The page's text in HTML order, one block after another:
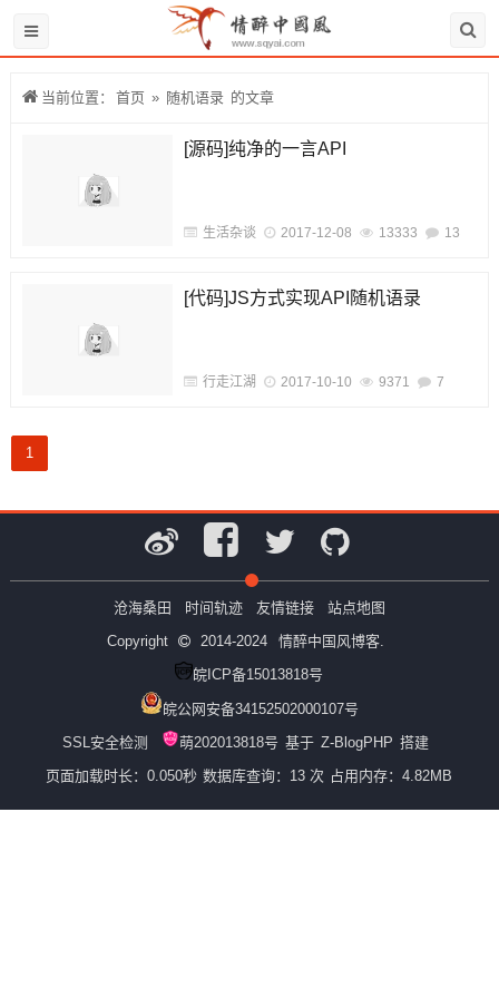
当前位置： 首页 » 随机语录 的文章
[源码]纯净的一言API
生活杂谈 2017-12-08 13333 13
[代码]JS方式实现API随机语录
行走江湖 2017-10-10 9371 7
1
沧海桑田 时间轨迹 友情链接
站点地图
Copyright
2014-2024
情醉中国风博客.
皖ICP备15013818号
皖公网安备34152502000107号
SSL安全检测
萌202013818号 基于 Z-BlogPHP 搭建
页面加载时长：0.050秒 数据库查询：13 次 占用内存：4.82MB